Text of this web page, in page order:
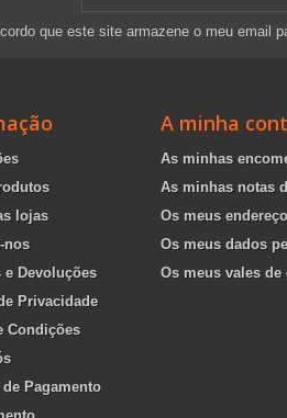
que este site armazene o meu email
lojas
nos
e Devoluções
Privacidade
Condições
de Pagamento
A minha
As minhas
As minhas notas
Os meus
Os meus dados
Os meus vales de